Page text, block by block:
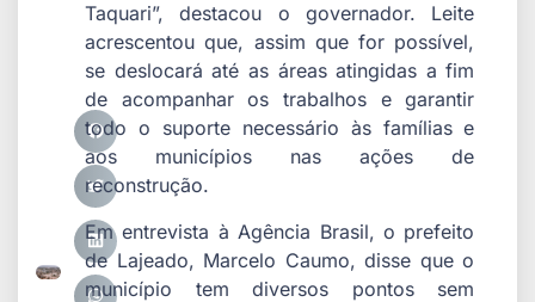
Taquari”, destacou o governador. Leite
acrescentou que, assim que for possível,
se deslocará até as áreas atingidas a fim
de acompanhar os trabalhos e garantir
todo o suporte necessário às famílias e
aos municípios nas ações de
reconstrução.
Em entrevista à Agência Brasil, o prefeito
de Lajeado, Marcelo Caumo, disse que o
município tem diversos pontos sem